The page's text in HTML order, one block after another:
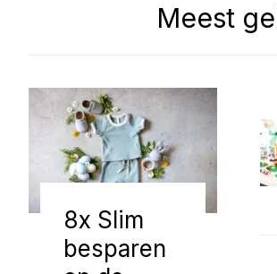
Meest
8x Slim
besparen